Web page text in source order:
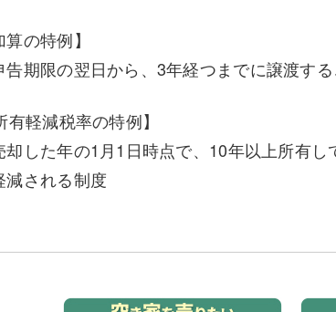
算の特例】
告期限の翌日から、3年経つまでに譲渡す
有軽減税率の特例】
却した年の1月1日時点で、10年以上所有
減される制度